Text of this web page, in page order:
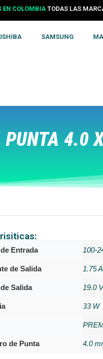
EN COLOMBIATODAS LAS
SAMSUNG
PUNTA 4.0
Entrada 100-
de Salida 1.75 A
Salida 19.0 V
33 W
de Punta 4.0